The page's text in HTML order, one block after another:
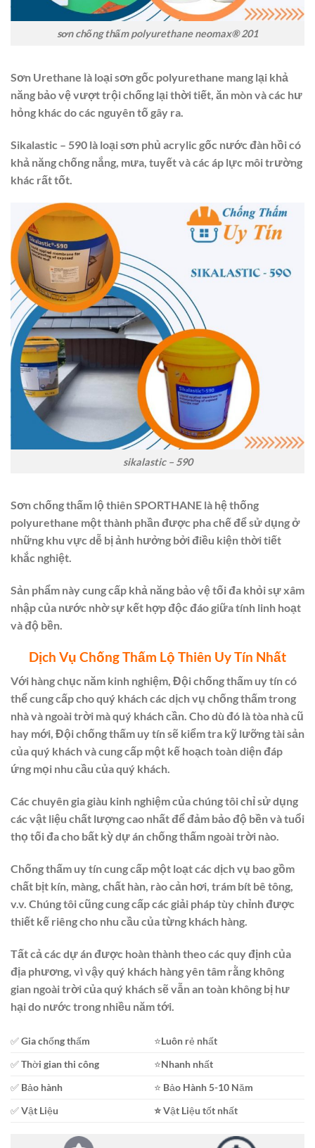
sơn chống thấm polyurethane neomax® 201
Sơn Urethane là loại sơn gốc polyurethane mang lại khả
năng bảo vệ vượt trội chống lại thời tiết, ăn mòn và các hư
hỏng khác do các nguyên tố gây ra.
Sikalastic – 590 là loại sơn phủ acrylic gốc nước đàn hồi có
khả năng chống nắng, mưa, tuyết và các áp lực môi trường
khác rất tốt.
sikalastic – 590
Sơn chống thấm lộ thiên SPORTHANE là hệ thống
polyurethane một thành phần được pha chế để sử dụng ở
những khu vực dễ bị ảnh hưởng bởi điều kiện thời tiết
khắc nghiệt.
Sản phẩm này cung cấp khả năng bảo vệ tối đa khỏi sự xâm
nhập của nước nhờ sự kết hợp độc đáo giữa tính linh hoạt
và độ bền.
Dịch Vụ Chống Thấm Lộ Thiên Uy Tín Nhất
Với hàng chục năm kinh nghiệm, Đội chống thấm uy tín có
thể cung cấp cho quý khách các dịch vụ chống thấm trong
nhà và ngoài trời mà quý khách cần. Cho dù đó là tòa nhà cũ
hay mới, Đội chống thấm uy tín sẽ kiểm tra kỹ lưỡng tài sản
của quý khách và cung cấp một kế hoạch toàn diện đáp
ứng mọi nhu cầu của quý khách.
Các chuyên gia giàu kinh nghiệm của chúng tôi chỉ sử dụng
các vật liệu chất lượng cao nhất để đảm bảo độ bền và tuổi
thọ tối đa cho bất kỳ dự án chống thấm ngoài trời nào.
Chống thấm uy tín cung cấp một loạt các dịch vụ bao gồm
chất bịt kín, màng, chất hàn, rào cản hơi, trám bít bê tông,
v.v. Chúng tôi cũng cung cấp các giải pháp tùy chỉnh được
thiết kế riêng cho nhu cầu của từng khách hàng.
Tất cả các dự án được hoàn thành theo các quy định của
địa phương, vì vậy quý khách hàng yên tâm rằng không
gian ngoài trời của quý khách sẽ vẫn an toàn không bị hư
hại do nước trong nhiều năm tới.
✅ Gia chống thấm
⭐️Luôn rẻ nhất
✅ Thời gian thi công
⭐️Nhanh nhất
✅ Bảo hành
⭐️ Bảo Hành 5-10 Năm
✅ Vật Liệu
⭐Vật Liệu tốt nhất